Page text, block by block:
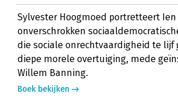
Sylvester Hoogmoed portretteert Ien
onverschrokken
die sociale onrechtvaardigheid te lijf
diepe morele overtuiging, mede
Willem Banning.
Boek bekijken